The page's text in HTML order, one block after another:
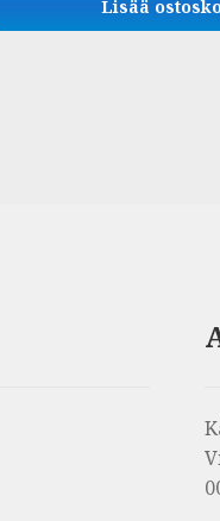
Lisää